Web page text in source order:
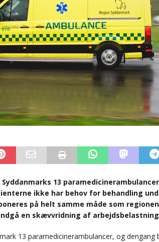
13
ikke har behov for behandling
på helt samme måde som
en skævvridning af
13 paramedicinerambulancer, og